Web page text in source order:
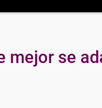
mejor se